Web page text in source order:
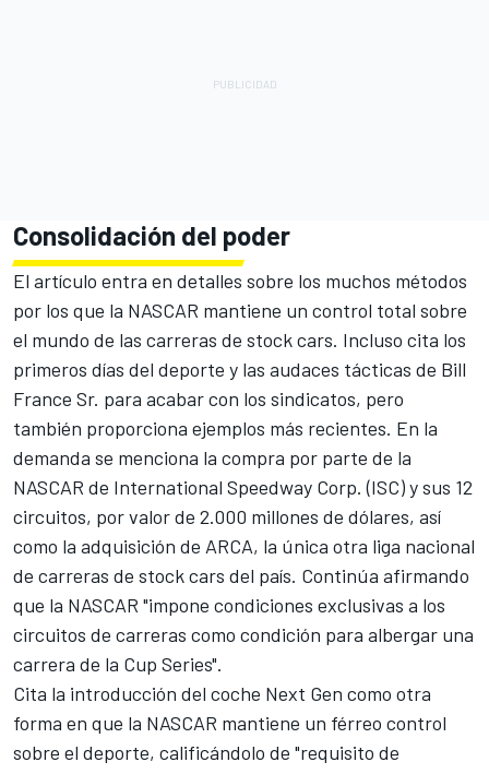
Consolidación del poder
El artículo entra en detalles sobre los muchos métodos
por los que la NASCAR mantiene un control total sobre
el mundo de las carreras de stock cars. Incluso cita los
primeros días del deporte y las audaces tácticas de Bill
France Sr. para acabar con los sindicatos, pero
también proporciona ejemplos más recientes. En la
demanda se menciona la compra por parte de la
NASCAR de International Speedway Corp. (ISC) y sus 12
circuitos, por valor de 2.000 millones de dólares, así
como la adquisición de ARCA, la única otra liga nacional
de carreras de stock cars del país. Continúa afirmando
que la NASCAR "impone condiciones exclusivas a los
circuitos de carreras como condición para albergar una
carrera de la Cup Series".
Cita la introducción del coche Next Gen como otra
forma en que la NASCAR mantiene un férreo control
sobre el deporte, calificándolo de "requisito de